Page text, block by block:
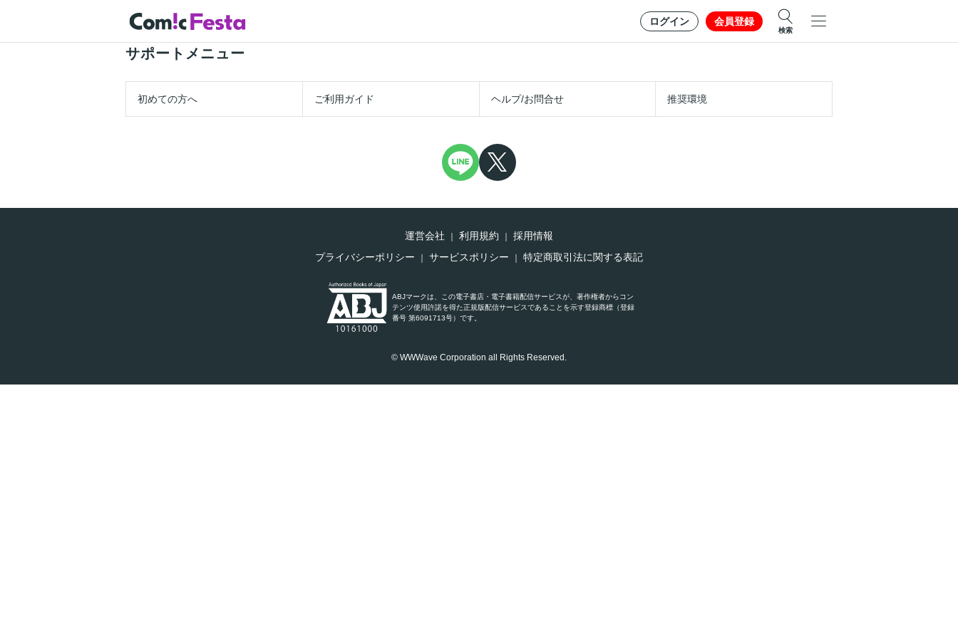
ログイン 会員登録
検索
サポートメニュー
初めての方へ ご利用ガイド ヘルプ/お問合せ 推奨環境
運営会社 利用規約
採用情報
プライバシーポリシー
サービスポリシー 特定商取引法に関する表記
ABJマークは、この電子書店・電子書籍配信サービスが、著作権者からコン
テンツ使用許諾を得た正規版配信サービスであることを示す登録商標（登録
番号 第6091713号）です。
© WWWave Corporation all Rights Reserved.